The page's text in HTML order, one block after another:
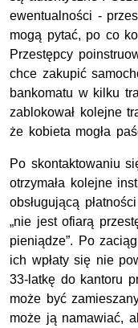
ewentualności -
mogą pytać, po co
Przestępcy
chce zakupić
bankomatu w kilku
zablokował kolejne
że kobieta mogła
Po skontaktowaniu
otrzymała kolejne
obsługującą
„nie jest ofiarą
pieniądze”. Po
ich wpłaty się nie
33-latkę do kantoru
może być
może ją namawiać,